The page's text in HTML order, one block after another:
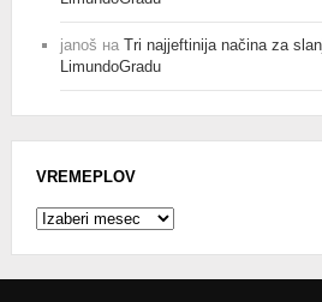
janoš на Tri najjeftinija načina za
LimundoGradu
VREMEPLOV
Vremeplov